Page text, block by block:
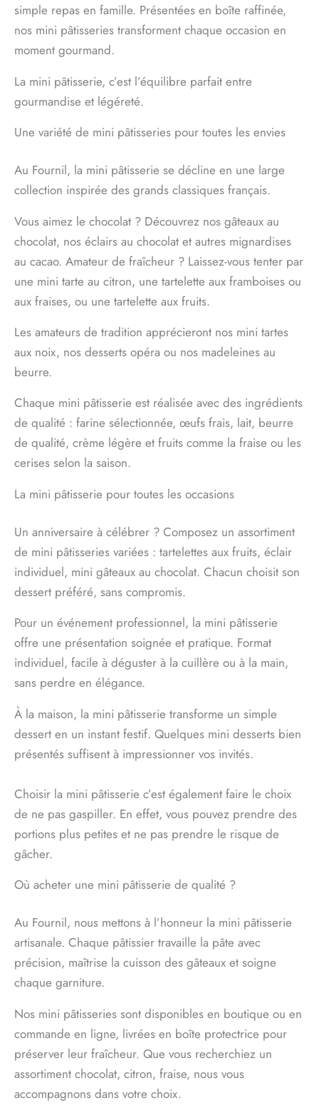
simple repas en famille. Présentées en boîte raffinée,
nos mini pâtisseries transforment chaque occasion en
moment gourmand.
La mini pâtisserie, c’est l’équilibre parfait entre
gourmandise et légéreté.
Une variété de mini pâtisseries pour toutes les envies
Au Fournil, la mini pâtisserie se décline en une large
collection inspirée des grands classiques français.
Vous aimez le chocolat ? Découvrez nos gâteaux au
chocolat, nos éclairs au chocolat et autres mignardises
au cacao. Amateur de fraîcheur ? Laissez-vous tenter par
une mini tarte au citron, une tartelette aux framboises ou
aux fraises, ou une tartelette aux fruits.
Les amateurs de tradition apprécieront nos mini tartes
aux noix, nos desserts opéra ou nos madeleines au
beurre.
Chaque mini pâtisserie est réalisée avec des ingrédients
de qualité : farine sélectionnée, œufs frais, lait, beurre
de qualité, crème légère et fruits comme la fraise ou les
cerises selon la saison.
La mini pâtisserie pour toutes les occasions
Un anniversaire à célébrer ? Composez un assortiment
de mini pâtisseries variées : tartelettes aux fruits, éclair
individuel, mini gâteaux au chocolat. Chacun choisit son
dessert préféré, sans compromis.
Pour un événement professionnel, la mini pâtisserie
offre une présentation soignée et pratique. Format
individuel, facile à déguster à la cuillère ou à la main,
sans perdre en élégance.
À la maison, la mini pâtisserie transforme un simple
dessert en un instant festif. Quelques mini desserts bien
présentés suffisent à impressionner vos invités.
Choisir la mini pâtisserie c’est également faire le choix
de ne pas gaspiller. En effet, vous pouvez prendre des
portions plus petites et ne pas prendre le risque de
gâcher.
Où acheter une mini pâtisserie de qualité ?
Au Fournil, nous mettons à l’honneur la mini pâtisserie
artisanale. Chaque pâtissier travaille la pâte avec
précision, maîtrise la cuisson des gâteaux et soigne
chaque garniture.
Nos mini pâtisseries sont disponibles en boutique ou en
commande en ligne, livrées en boîte protectrice pour
préserver leur fraîcheur. Que vous recherchiez un
assortiment chocolat, citron, fraise, nous vous
accompagnons dans votre choix.